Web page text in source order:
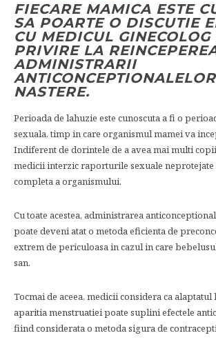
FIECARE MAMICA ESTE
SA POARTE O DISCUTIE
CU MEDICUL GINECOLOG
PRIVIRE LA
ADMINISTRARII
NASTERE.
Perioada de lahuzie este cunoscuta a fi o
sexuala, timp in care organismul mamei va
Indiferent de dorintele de a avea mai multi
medicii interzic raporturile sexuale neprotejate
completa a organismului.
Cu toate acestea, administrarea
poate deveni atat o metoda eficienta de
extrem de periculoasa in cazul in care
san.
Tocmai de aceea, medicii considera ca alaptatul
aparitia menstruatiei poate suplini efectele
fiind considerata o metoda sigura de